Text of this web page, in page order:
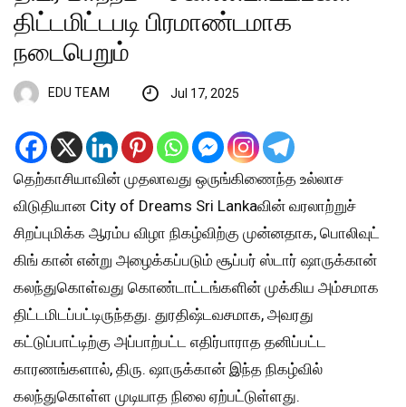
திட்டமிட்டபடி பிரமாண்டமாக
நடைபெறும்
EDU TEAM Jul 17, 2025
தெற்காசியாவின் முதலாவது ஒருங்கிணைந்த உல்லாச
விடுதியான City of Dreams Sri Lankaவின் வரலாற்றுச்
சிறப்புமிக்க ஆரம்ப விழா நிகழ்விற்கு முன்னதாக, பொலிவுட்
கிங் கான் என்று அழைக்கப்படும் சூப்பர் ஸ்டார் ஷாருக்கான்
கலந்துகொள்வது கொண்டாட்டங்களின் முக்கிய அம்சமாக
திட்டமிடப்பட்டிருந்தது. துரதிஷ்டவசமாக, அவரது
கட்டுப்பாட்டிற்கு அப்பாற்பட்ட எதிர்பாராத தனிப்பட்ட
காரணங்களால், திரு. ஷாருக்கான் இந்த நிகழ்வில்
கலந்துகொள்ள முடியாத நிலை ஏற்பட்டுள்ளது.